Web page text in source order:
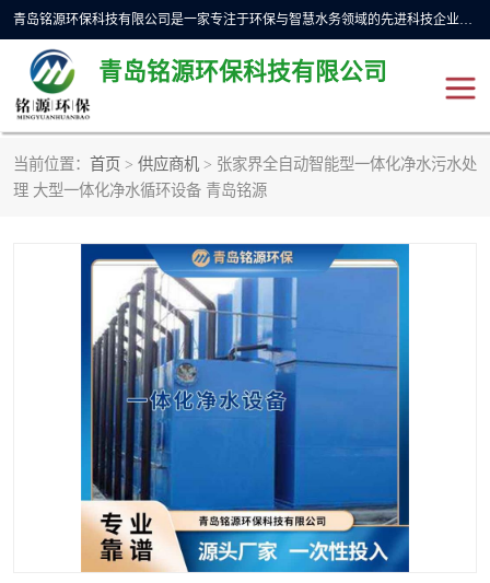
青岛铭源环保科技有限公司是一家专注于环保与智慧水务领域的先进科技企业，公司专注于云智能一体化预制泵站、水务循环利用、海绵城市、云智慧水务开发及新型环保技术研发等领域。铭源环保以为客户提供优质产品、专业技术服务为己任。为客户提供量身定制方案，提供多种配置方案满足实际使用要求。严控供货周期，并提供高标准后期维护。以环保为己任，视质量如生命，以技术做先导，靠诚信赢客户。
青岛铭源环保科技有限公司
当前位置： 首页 > 供应商机 > 张家界全自动智能型一体化净水污水处
理 大型一体化净水循环设备 青岛铭源
一体化HMPP泵站
智能截流井 智能旋转喷射器
下开式堰门
加压泵房/灌溉泵房 一体化预制泵站
不锈钢浮筒阀 真空冲洗装置
雨水收集回用装置 门式冲洗装置
智能一体化灌溉泵房 一体化污水处理泵房
水面垃圾清理装置 浅层砂过滤装置